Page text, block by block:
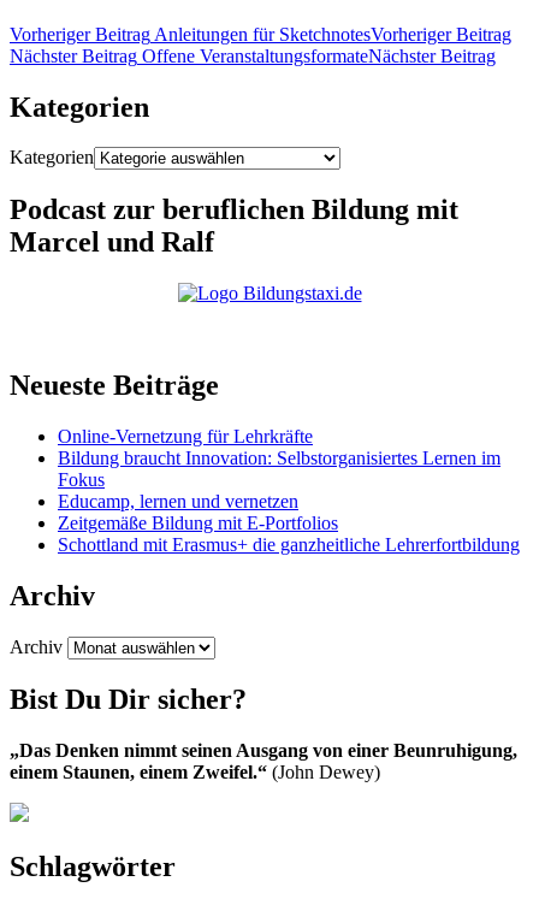
Vorheriger Beitrag Anleitungen für SketchnotesVorheriger Beitrag
Nächster Beitrag Offene VeranstaltungsformateNächster Beitrag
Kategorien
Kategorien
Podcast zur beruflichen Bildung mit
Marcel und Ralf
Neueste Beiträge
Online-Vernetzung für Lehrkräfte
Bildung braucht Innovation: Selbstorganisiertes Lernen im
Fokus
Educamp, lernen und vernetzen
Zeitgemäße Bildung mit E-Portfolios
Schottland mit Erasmus+ die ganzheitliche Lehrerfortbildung
Archiv
Archiv
Bist Du Dir sicher?
„Das Denken nimmt seinen Ausgang von einer Beunruhigung,
einem Staunen, einem Zweifel.“ (John Dewey)
Schlagwörter